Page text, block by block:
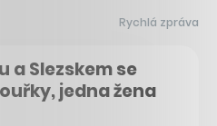
Rychlá zpráva
a Slezskem se
jedna žena